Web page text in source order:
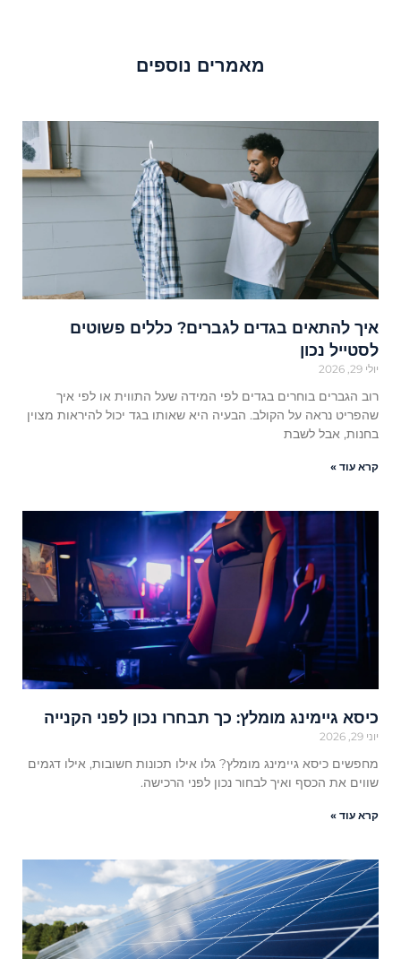
מאמרים נוספים
איך להתאים בגדים לגברים? כללים פשוטים
לסטייל נכון
יולי 29, 2026
רוב הגברים בוחרים בגדים לפי המידה שעל התווית או לפי איך
שהפריט נראה על הקולב. הבעיה היא שאותו בגד יכול להיראות מצוין
בחנות, אבל לשבת
קרא עוד »
כיסא גיימינג מומלץ: כך תבחרו נכון לפני הקנייה
יוני 29, 2026
מחפשים כיסא גיימינג מומלץ? גלו אילו תכונות חשובות, אילו דגמים
שווים את הכסף ואיך לבחור נכון לפני הרכישה.
קרא עוד »